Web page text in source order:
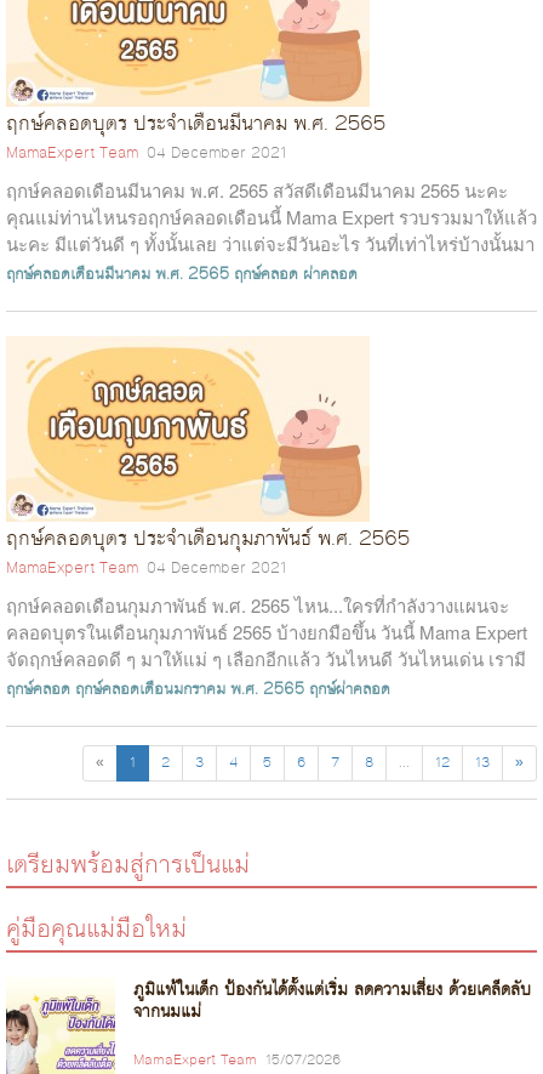
ฤกษ์คลอดบุตร ประจำเดือนมีนาคม พ.ศ. 2565
MamaExpert Team 04 December 2021
ฤกษ์คลอดเดือนมีนาคม พ.ศ. 2565 สวัสดีเดือนมีนาคม 2565 นะคะ
คุณแม่ท่านไหนรอฤกษ์คลอดเดือนนี้ Mama Expert รวบรวมมาให้แล้ว
นะคะ มีแต่วันดี ๆ ทั้งนั้นเลย ว่าแต่จะมีวันอะไร วันที่เท่าไหร่บ้างนั้นมา
ดูกั...
ฤกษ์คลอดเดือนมีนาคม พ.ศ. 2565 ฤกษ์คลอด ผ่าคลอด
ฤกษ์คลอดบุตร ประจำเดือนกุมภาพันธ์ พ.ศ. 2565
MamaExpert Team 04 December 2021
ฤกษ์คลอดเดือนกุมภาพันธ์ พ.ศ. 2565 ไหน...ใครที่กำลังวางแผนจะ
คลอดบุตรในเดือนกุมภาพันธ์ 2565 บ้างยกมือขึ้น วันนี้ Mama Expert
จัดฤกษ์คลอดดี ๆ มาให้แม่ ๆ เลือกอีกแล้ว วันไหนดี วันไหนเด่น เรามี
มาบอก...
ฤกษ์คลอด ฤกษ์คลอดเดือนมกราคม พ.ศ. 2565 ฤกษ์ผ่าคลอด
« 1 2 3 4 5 6 7 8 ... 12 13 »
เตรียมพร้อมสู่การเป็นแม่
คู่มือคุณแม่มือใหม่
ภูมิแพ้ในเด็ก ป้องกันได้ตั้งแต่เริ่ม ลดความเสี่ยง ด้วยเคล็ดลับ
จากนมแม่
MamaExpert Team 15/07/2026